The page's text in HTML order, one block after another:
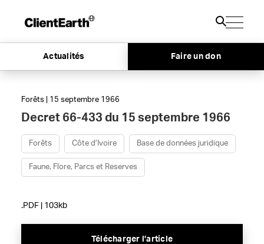
Actualités Faire un don
Forêts | 15 septembre 1966
Decret 66-433 du 15 septembre 1966
Forêts Côte d’Ivoire Base de données juridique
Faune, Flore, Parcs et Reserves
.PDF | 103kb
Télécharger l’article